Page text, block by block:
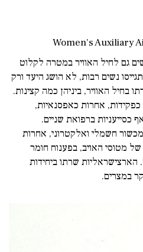
Women's Auxiliary
לגייס נשים גם לחיל האוויר במטרה לקלוט
נשים רבות, לא הושג היעד ורק
שרתו בחיל האוויר, ביניהן כמה קצינות.
אחרות כאפסנאיות,
כסייעניות ברפואת שניים.
חשמלי ואלקטרוני, אחרות
מטוסי האויב, בפענוח חומר
הארצישראליות שרתו ביחידות
במצרים.